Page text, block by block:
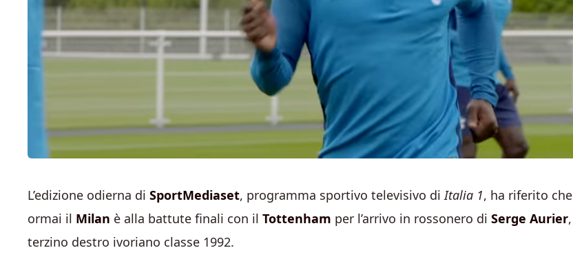
L’edizione odierna di SportMediaset, programma sportivo televisivo diItalia 1, ha riferito che
ormai il Milan è alla battute finali con il Tottenham per l’arrivo in rossonero di Serge Aurier,
terzino destro ivoriano classe 1992.